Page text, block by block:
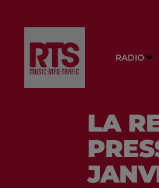
RADIO
LA